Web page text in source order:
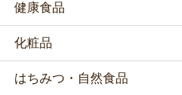
健康食品
化粧品
はちみつ・自然食品